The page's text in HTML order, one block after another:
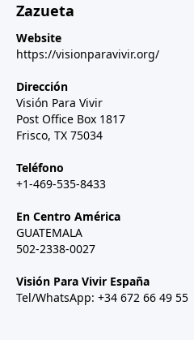
Zazueta
Website
https://visionparavivir.org/
Dirección
Visión Para Vivir
Post Office Box 1817
Frisco, TX 75034
Teléfono
+1-469-535-8433
En Centro América
GUATEMALA
502-2338-0027
Visión Para Vivir España
Tel/WhatsApp: +34 672 66 49 55